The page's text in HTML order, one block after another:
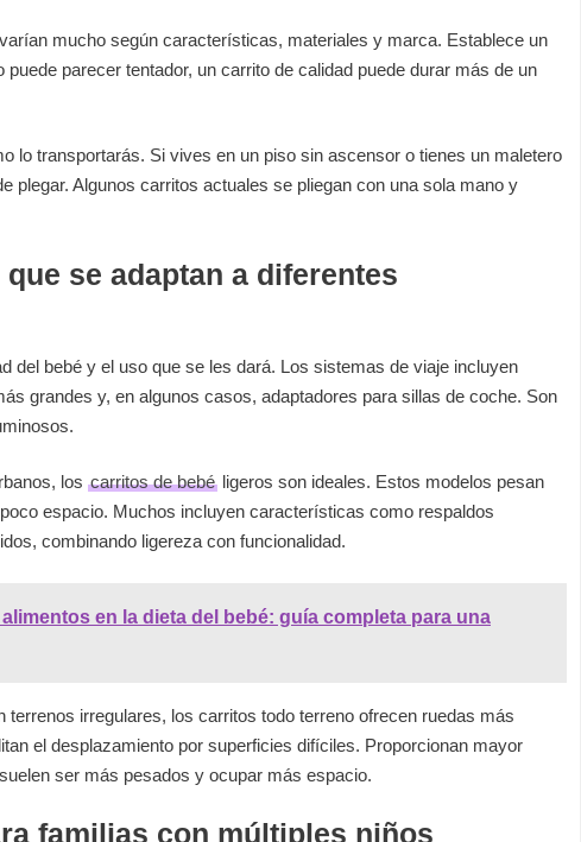
mucho según características, materiales y marca. Establece un
parecer tentador, un carrito de calidad puede durar más de un
lo transportarás. Si vives en un piso sin ascensor o tienes un maletero
plegar. Algunos carritos actuales se pliegan con una sola mano y
se adaptan a diferentes
del bebé y el uso que se les dará. Los sistemas de viaje incluyen
grandes y, en algunos casos, adaptadores para sillas de coche. Son
los carritos de bebé ligeros son ideales. Estos modelos pesan
espacio. Muchos incluyen características como respaldos
combinando ligereza con funcionalidad.
en la dieta del bebé: guía completa para una
irregulares, los carritos todo terreno ofrecen ruedas más
el desplazamiento por superficies difíciles. Proporcionan mayor
ser más pesados y ocupar más espacio.
familias con múltiples niños